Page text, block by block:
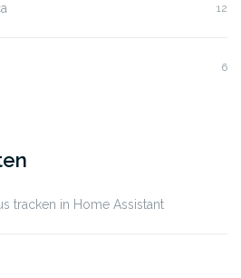
12
6
tracken in Home Assistant